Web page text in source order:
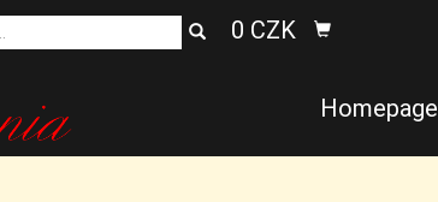
0 CZK
Homepage